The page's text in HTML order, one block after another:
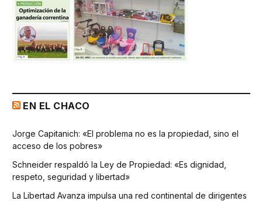
EN EL CHACO
Jorge Capitanich: «El problema no es la propiedad, sino el
acceso de los pobres»
Schneider respaldó la Ley de Propiedad: «Es dignidad,
respeto, seguridad y libertad»
La Libertad Avanza impulsa una red continental de dirigentes